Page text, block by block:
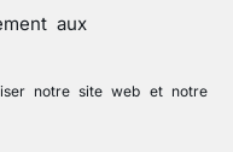
aux
notre site web et notre